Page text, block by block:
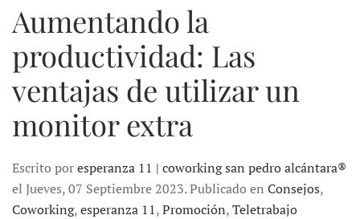
Aumentando la
productividad: Las
ventajas de utilizar un
monitor extra
Escrito poresperanza 11 | coworking san pedro alcántara®
el Jueves, 07 Septiembre 2023. Publicado en Consejos,
Coworking,esperanza 11,Promoción,Teletrabajo